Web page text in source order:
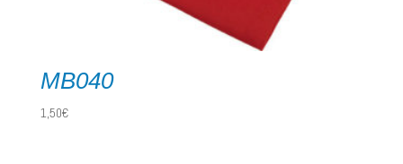
MB040
1,50€